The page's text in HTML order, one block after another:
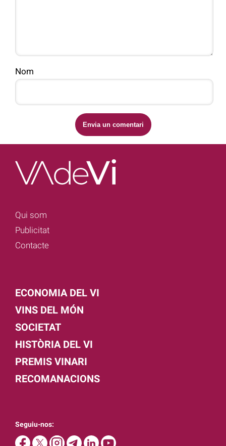
Nom
Qui som
Publicitat
Contacte
ECONOMIA DEL VI
VINS DEL MÓN
SOCIETAT
HISTÒRIA DEL VI
PREMIS VINARI
RECOMANACIONS
Seguiu-nos: